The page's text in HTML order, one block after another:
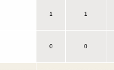
1 1
0 0